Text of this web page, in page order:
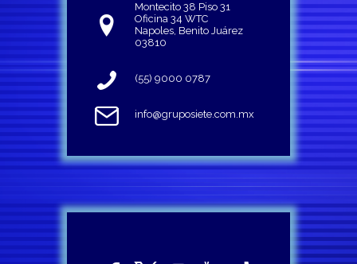
Montecito 38 Piso 31
Oficina 34 WTC
Napoles, Benito Juárez
03810
(55) 9000 0787
info@gruposiete.com.mx